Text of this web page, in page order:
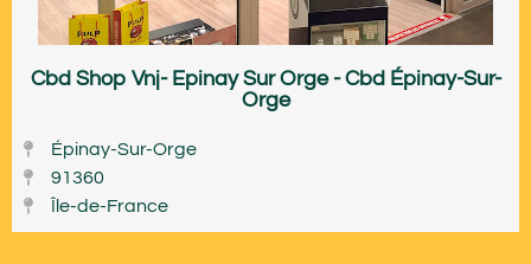
Cbd Shop Vnj- Epinay Sur Orge - Cbd Épinay-Sur-
Orge
Épinay-Sur-Orge
91360
Île-de-France